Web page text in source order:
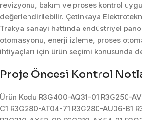
revizyonu, bakım ve proses kontrol
değerlendirilebilir. Çetinkaya
Trakya sanayi hattında endüstriyel
otomasyonu, enerji izleme, proses
ihtiyaçları için ürün seçimi konusunda
Proje Öncesi Kontrol
Ürün Kodu R3G400-AQ31-01 R3G250-
C1 R3G280-AT04-71 R3G280-AU06-B1